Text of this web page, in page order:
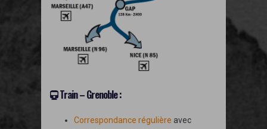
Train – Grenoble :
Correspondance régulière avec